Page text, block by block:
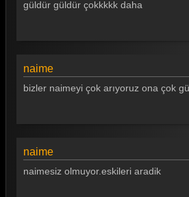
Güldür güldür 264. Bölüm
Güldür güldür 263. Bölüm
Güldür güldür 260. Bölüm
güldür güldür çokkkkk daha
naime
bizler naimeyi çok arıyoruz ona çok
naime
naimesiz olmuyor.eskileri aradik